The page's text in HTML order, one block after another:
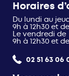
Horaires
Du lundi au
9h à 12h30 et
Le vendredi de
9h à 12h30 et
02 51 63 06